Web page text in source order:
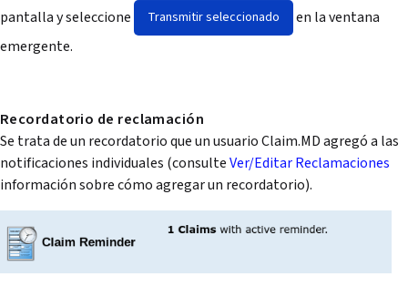
pantalla y seleccione
Transmitir seleccionado
en la ventana
emergente.
Recordatorio de reclamación
Se trata de un recordatorio que un usuario Claim.MD agregó a las
notificaciones individuales (consulteVer/Editar Reclamaciones
información sobre cómo agregar un recordatorio).